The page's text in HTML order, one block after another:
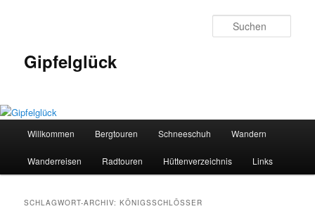
Gipfelglück
Willkommen Bergtouren Schneeschuh Wandern
Wanderreisen Radtouren Hüttenverzeichnis Links
SCHLAGWORT-ARCHIV:KÖNIGSSCHLÖSSER